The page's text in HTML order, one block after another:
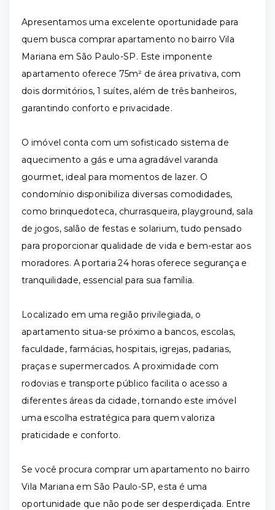
Apresentamos uma excelente oportunidade para
quem busca comprar apartamento no bairro Vila
Mariana em São Paulo-SP. Este imponente
apartamento oferece 75m² de área privativa, com
dois dormitórios, 1 suítes, além de três banheiros,
garantindo conforto e privacidade.
O imóvel conta com um sofisticado sistema de
aquecimento a gás e uma agradável varanda
gourmet, ideal para momentos de lazer. O
condomínio disponibiliza diversas comodidades,
como brinquedoteca, churrasqueira, playground, sala
de jogos, salão de festas e solarium, tudo pensado
para proporcionar qualidade de vida e bem-estar aos
moradores. A portaria 24 horas oferece segurança e
tranquilidade, essencial para sua família.
Localizado em uma região privilegiada, o
apartamento situa-se próximo a bancos, escolas,
faculdade, farmácias, hospitais, igrejas, padarias,
praças e supermercados. A proximidade com
rodovias e transporte público facilita o acesso a
diferentes áreas da cidade, tornando este imóvel
uma escolha estratégica para quem valoriza
praticidade e conforto.
Se você procura comprar um apartamento no bairro
Vila Mariana em São Paulo-SP, esta é uma
oportunidade que não pode ser desperdiçada. Entre